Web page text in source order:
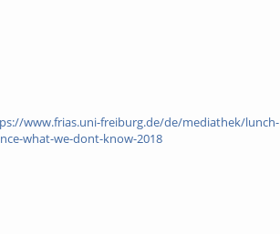
www.frias.uni-freiburg.de/de/mediathek/lunch-
what-we-dont-know-2018